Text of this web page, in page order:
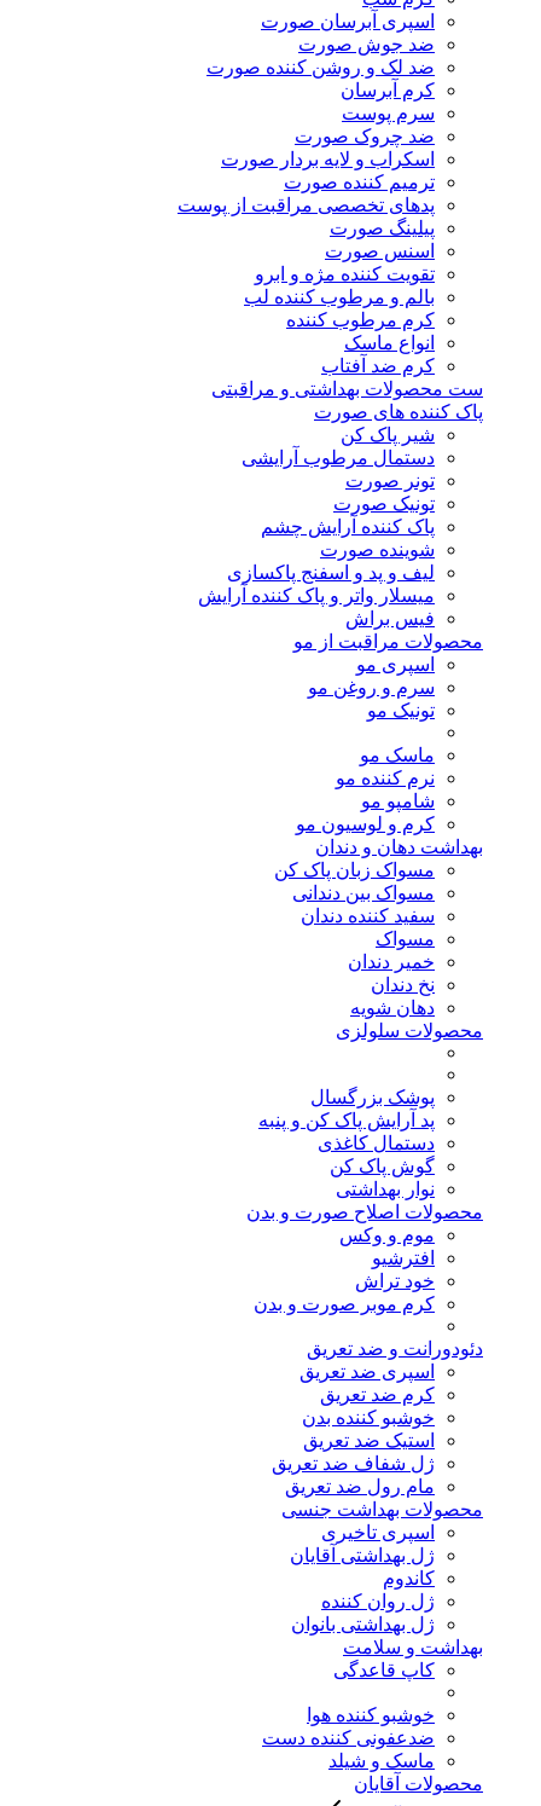
اسپری آبرسان صورت
ضد جوش صورت
ضد لک و روشن کننده صورت
کرم آبرسان
سرم پوست
ضد چروک صورت
اسکراب و لایه بردار صورت
ترمیم کننده صورت
پدهای تخصصی مراقبت از پوست
پیلینگ صورت
اسنس صورت
تقویت کننده مژه و ابرو
بالم و مرطوب کننده لب
کرم مرطوب کننده
انواع ماسک
کرم ضد آفتاب
ست محصولات بهداشتی و مراقبتی
پاک کننده های صورت
شیر پاک کن
دستمال مرطوب آرایشی
تونر صورت
تونیک صورت
پاک کننده آرایش چشم
شوینده صورت
لیف و پد و اسفنج پاکسازی
میسلار واتر و پاک کننده آرایش
فیس براش
محصولات مراقبت از مو
اسپری مو
سرم و روغن مو
تونیک مو
ماسک مو
نرم کننده مو
شامپو مو
کرم و لوسیون مو
بهداشت دهان و دندان
مسواک زبان پاک کن
مسواک بین دندانی
سفید کننده دندان
مسواک
خمیر دندان
نخ دندان
دهان شویه
محصولات سلولزی
پوشک بزرگسال
پد آرایش پاک کن و پنبه
دستمال کاغذی
گوش پاک کن
نوار بهداشتی
محصولات اصلاح صورت و بدن
موم و وکس
افترشیو
خود تراش
کرم موبر صورت و بدن
دئودورانت و ضد تعریق
اسپری ضد تعریق
کرم ضد تعریق
خوشبو کننده بدن
استیک ضد تعریق
ژل شفاف ضد تعریق
مام رول ضد تعریق
محصولات بهداشت جنسی
اسپری تاخیری
ژل بهداشتی آقایان
کاندوم
ژل روان کننده
ژل بهداشتی بانوان
بهداشت و سلامت
کاپ قاعدگی
خوشبو کننده هوا
ضدعفونی کننده دست
ماسک و شیلد
محصولات آقایان